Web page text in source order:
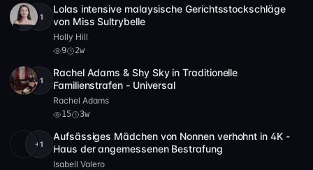
Full HD
+1
Lolas intensive malaysische Gerichtsstockschläge
von Miss Sultrybelle
Holly Hill
9 2w
Full HD
+1
Rachel Adams & Shy Sky in Traditionelle
Familienstrafen - Universal
Rachel Adams
15 3w
+1
Aufsässiges Mädchen von Nonnen verhohnt in 4K -
Haus der angemessenen Bestrafung
Isabell Valero